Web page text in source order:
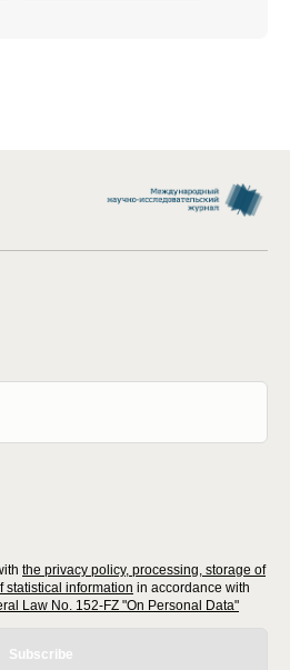
the privacy policy, processing, storage of
statistical information in accordance with
Law No. 152-FZ "On Personal Data"
Subscribe